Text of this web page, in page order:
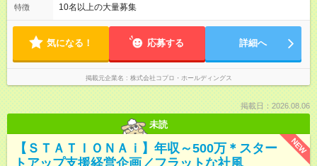
ので、 「今日やるべき仕事」が終われば、自然と区切りをつけ
方を大切にしています。
特徴 10名以上の大量募集
気になる！ 応募する 詳細へ
掲載元企業名 株式会社コプロ・ホールディングス
掲載日：2026.08.06
未読
NEW
【ＳＴＡＴＩＯＮＡｉ】年収～500万＊スター
トアップ支援経営企画／フラットな社風